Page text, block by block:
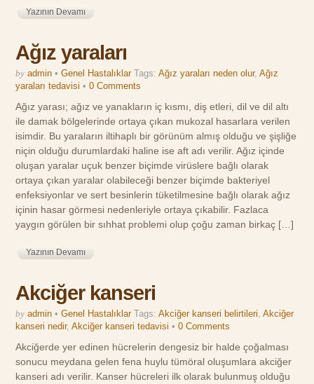
Yazının Devamı
Ağız yaraları
by admin • Genel Hastalıklar Tags:Ağız yaraları neden olur,Ağız
yaraları tedavisi •0 Comments
Ağız yarası; ağız ve yanakların iç kısmı, diş etleri, dil ve dil altı
ile damak bölgelerinde ortaya çıkan mukozal hasarlara verilen
isimdir. Bu yaraların iltihaplı bir görünüm almış olduğu ve şişliğe
niçin olduğu durumlardaki haline ise aft adı verilir. Ağız içinde
oluşan yaralar uçuk benzer biçimde virüslere bağlı olarak
ortaya çıkan yaralar olabileceği benzer biçimde bakteriyel
enfeksiyonlar ve sert besinlerin tüketilmesine bağlı olarak ağız
içinin hasar görmesi nedenleriyle ortaya çıkabilir. Fazlaca
yaygın görülen bir sıhhat problemi olup çoğu zaman birkaç […]
Yazının Devamı
Akciğer kanseri
by admin • Genel Hastalıklar Tags:Akciğer kanseri belirtileri ,Akciğer
kanseri nedir,Akciğer kanseri tedavisi •0 Comments
Akciğerde yer edinen hücrelerin dengesiz bir halde çoğalması
sonucu meydana gelen fena huylu tümöral oluşumlara akciğer
kanseri adı verilir. Kanser hücreleri ilk olarak bulunmuş olduğu